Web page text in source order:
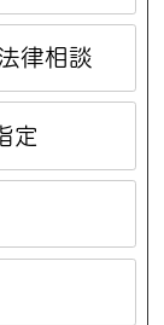
律相談
定